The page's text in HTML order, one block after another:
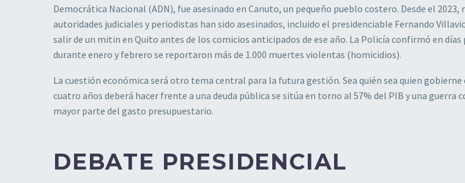
Democrática Nacional (ADN), fue asesinado en Canuto, un pequeño pueblo costero. Desde el 2023,
autoridades judiciales y periodistas han sido asesinados, incluido el presidenciable Fernando
salir de un mitin en Quito antes de los comicios anticipados de ese año. La Policía confirmó en días
durante enero y febrero se reportaron más de 1.000 muertes violentas (homicidios).
La cuestión económica será otro tema central para la futura gestión. Sea quién sea quien
cuatro años deberá hacer frente a una deuda pública se sitúa en torno al 57% del PIB y una guerra
mayor parte del gasto presupuestario.
DEBATE PRESIDENCIAL